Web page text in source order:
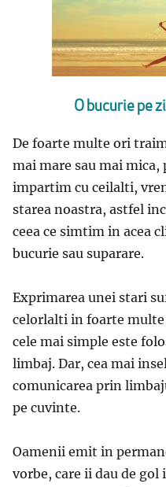
O bucurie pe
De foarte multe ori
mai mare sau mai mica,
impartim cu ceilalti,
starea noastra, astfel
ceea ce simtim in acea
bucurie sau suparare.
Exprimarea unei stari
celorlalti in foarte
cele mai simple este
limbaj. Dar, cea mai
comunicarea prin
pe cuvinte.
Oamenii emit in
vorbe, care ii dau de